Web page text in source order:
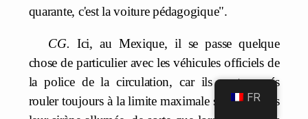
quarante, c'est la voiture pédagogique".
CG. Ici, au Mexique, il se passe quelque
chose de particulier avec les véhicules officiels de
la police de la circulation, car ils sont censés
rouler toujours à la limite maximale s'ils n'ont pas
FR